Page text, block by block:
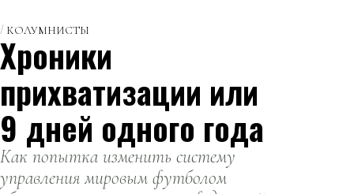
КОЛУМНИСТЫ
Хроники
прихватизации или
9 дней одного года
Как попытка изменить систему
управления мировым футболом